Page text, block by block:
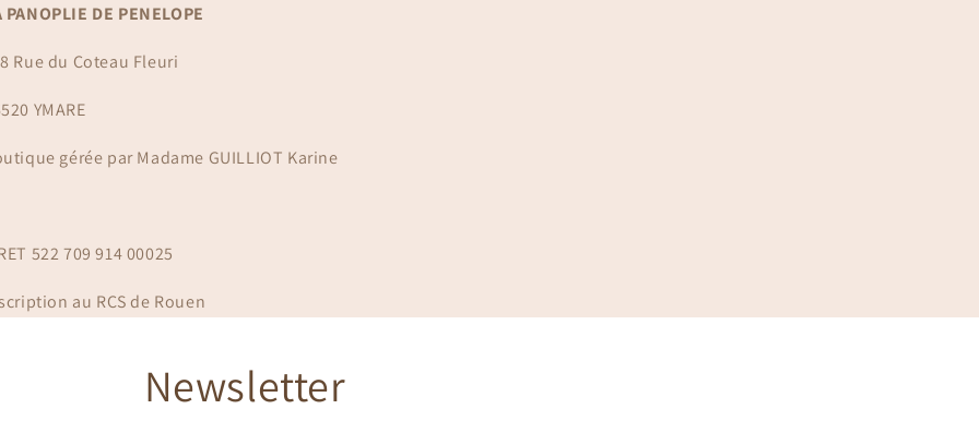
PANOPLIE DE PENELOPE
Rue du Coteau Fleuri
YMARE
gérée par Madame GUILLIOT Karine
522 709 914 00025
au RCS de Rouen
Newsletter